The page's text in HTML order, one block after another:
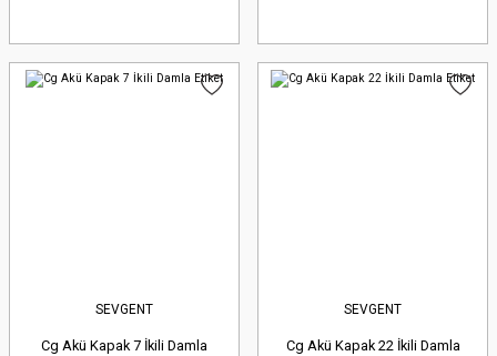
SEVGENT
Cg Akü Kapak 7 İkili Damla
SEVGENT
Cg Akü Kapak 22 İkili Damla